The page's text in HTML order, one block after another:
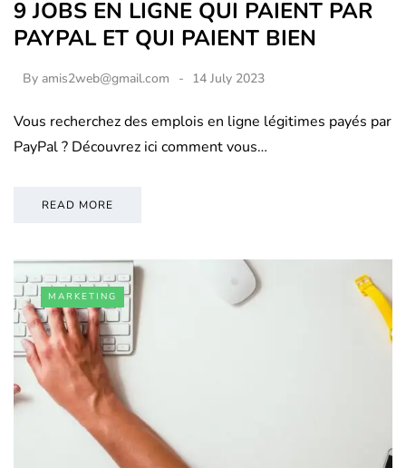
9 JOBS EN LIGNE QUI PAIENT PAR
PAYPAL ET QUI PAIENT BIEN
By amis2web@gmail.com 14 July 2023
Vous recherchez des emplois en ligne légitimes payés par
PayPal ? Découvrez ici comment vous…
READ MORE
MARKETING